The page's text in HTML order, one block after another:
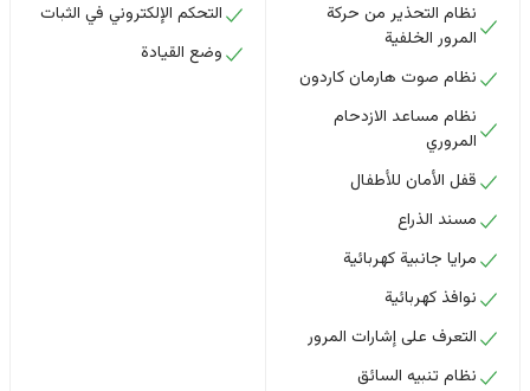
نظام التحذير من حركة
المرور الخلفية
نظام صوت هارمان كاردون
نظام مساعد الازدحام
المروري
قفل الأمان للأطفال
مسند الذراع
مرايا جانبية كهربائية
نوافذ كهربائية
التعرف على إشارات المرور
نظام تنبيه السائق
التحكم الإلكتروني في الثبات
وضع القيادة